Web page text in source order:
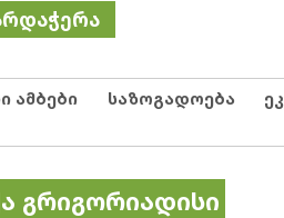
ამბები საზოგადოება
გრიგორიადისი